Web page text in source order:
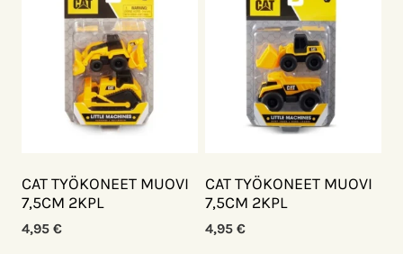
CAT TYÖKONEET MUOVI
7,5CM 2KPL
4,95 €
CAT TYÖKONEET MUOVI
7,5CM 2KPL
4,95 €